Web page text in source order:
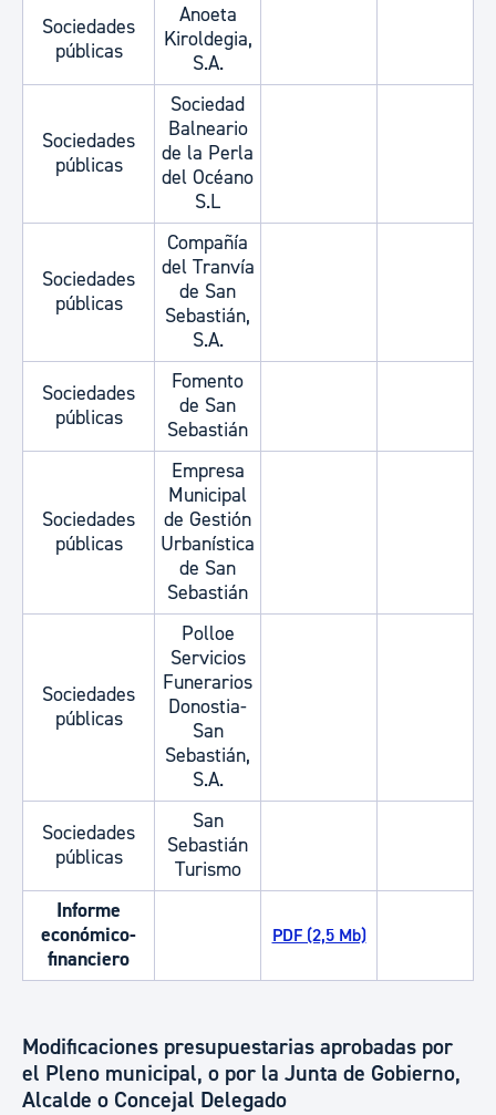
Sociedades
públicas
Anoeta
Kiroldegia,
S.A.
Sociedades
públicas
Sociedad
Balneario
de la Perla
del Océano
S.L
Sociedades
públicas
Compañía
del Tranvía
de San
Sebastián,
S.A.
Sociedades
públicas
Fomento
de San
Sebastián
Sociedades
públicas
Empresa
Municipal
de Gestión
Urbanística
de San
Sebastián
Sociedades
públicas
Polloe
Servicios
Funerarios
Donostia-
San
Sebastián,
S.A.
Sociedades
públicas
San
Sebastián
Turismo
Informe
económico-
financiero
PDF (2,5 Mb)
Modificaciones presupuestarias aprobadas por
el Pleno municipal, o por la Junta de Gobierno,
Alcalde o Concejal Delegado